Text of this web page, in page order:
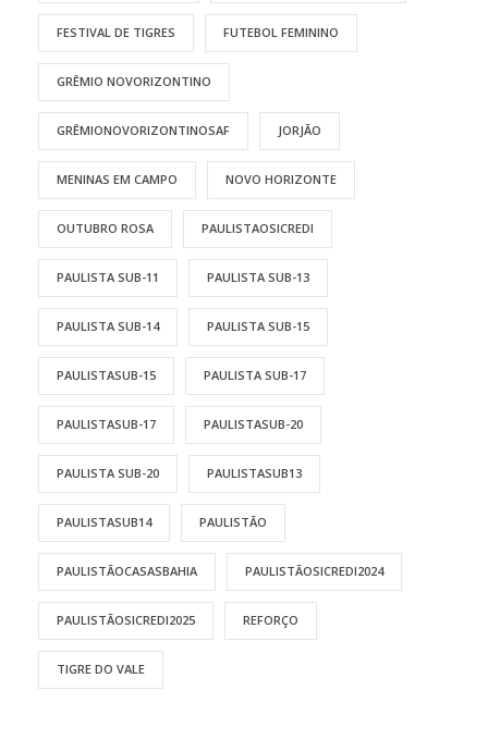
FESTIVAL DE TIGRES FUTEBOL FEMININO
GRÊMIO NOVORIZONTINO
GRÊMIONOVORIZONTINOSAF JORJÃO
MENINAS EM CAMPO NOVO HORIZONTE
OUTUBRO ROSA PAULISTAOSICREDI
PAULISTA SUB-11 PAULISTA SUB-13
PAULISTA SUB-14 PAULISTA SUB-15
PAULISTASUB-15 PAULISTA SUB-17
PAULISTASUB-17 PAULISTASUB-20
PAULISTA SUB-20 PAULISTASUB13
PAULISTASUB14 PAULISTÃO
PAULISTÃOCASASBAHIA PAULISTÃOSICREDI2024
PAULISTÃOSICREDI2025 REFORÇO
TIGRE DO VALE